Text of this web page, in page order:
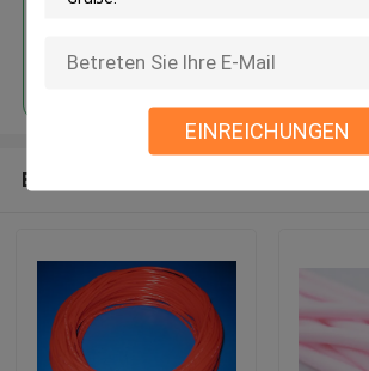
EINREICHUNGEN
Fortsetzen
Empfohlene Produkte